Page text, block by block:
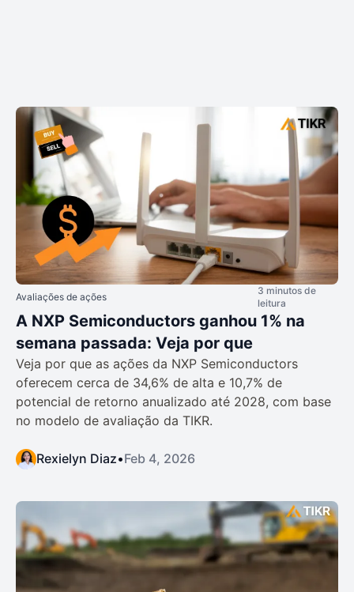
Avaliações de ações
3 minutos de
leitura
A NXP Semiconductors ganhou 1% na
semana passada: Veja por que
Veja por que as ações da NXP Semiconductors
oferecem cerca de 34,6% de alta e 10,7% de
potencial de retorno anualizado até 2028, com base
no modelo de avaliação da TIKR.
Rexielyn Diaz•Feb 4, 2026